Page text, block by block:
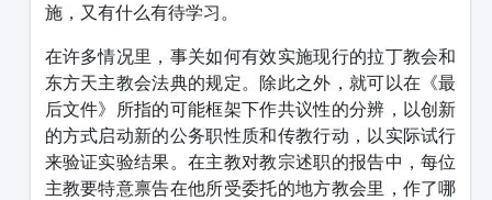
施，又有什么有待学习。
在许多情况里，事关如何有效实施现行的拉丁教会和
东方天主教会法典的规定。除此之外，就可以在《最
后文件》所指的可能框架下作共议性的分辨，以创新
的方式启动新的公务职性质和传教行动，以实际试行
来验证实验结果。在主教对教宗述职的报告中，每位
主教要特意禀告在他所受委托的地方教会里，作了哪